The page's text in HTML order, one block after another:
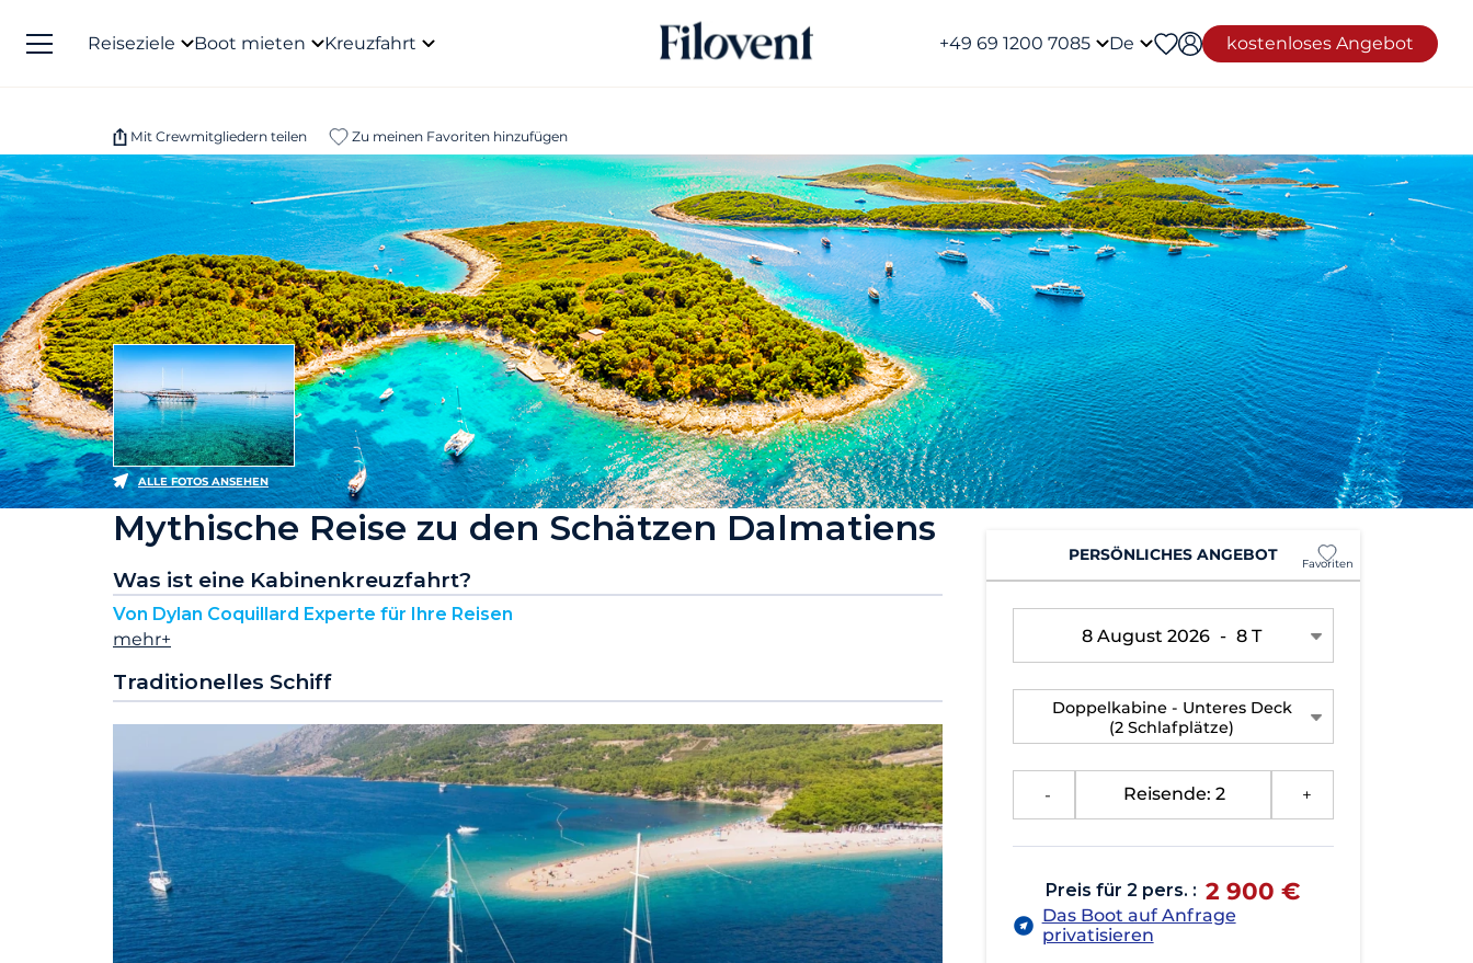
Reiseziele Boot mieten Kreuzfahrt +49 69 1200 7085 De kostenloses Angebot
Mit Crewmitgliedern teilen Zu meinen Favoriten hinzufügen
ALLE FOTOS ANSEHEN
Mythische Reise zu den Schätzen Dalmatiens
Was ist eine Kabinenkreuzfahrt?
Von Dylan Coquillard Experte für Ihre Reisen
mehr+
Traditionelles Schiff
PERSÖNLICHES ANGEBOT Favoriten
8 August 2026 - 8 T
Doppelkabine - Unteres Deck
(2 Schlafplätze)
Reisende: 2
Preis für 2 pers. : 2 900 €
Das Boot auf Anfrage
privatisieren